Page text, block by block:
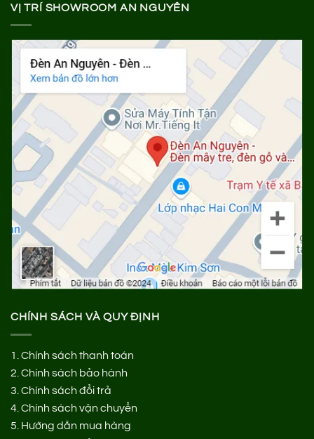
VỊ TRÍ SHOWROOM AN NGUYÊN
CHÍNH SÁCH VÀ QUY ĐỊNH
1. Chính sách thanh toán
2. Chính sách bảo hành
3. Chính sách đổi trả
4. Chính sách vận chuyển
5. Hướng dẫn mua hàng